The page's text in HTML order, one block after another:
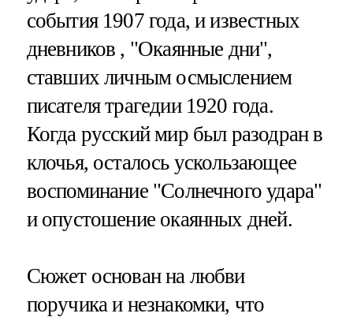
события 1907 года, и известных
дневников , "Окаянные дни",
ставших личным осмыслением
писателя трагедии 1920 года.
Когда русский мир был разодран в
клочья, осталось ускользающее
воспоминание "Солнечного удара"
и опустошение окаянных дней.
Сюжет основан на любви
поручика и незнакомки, что